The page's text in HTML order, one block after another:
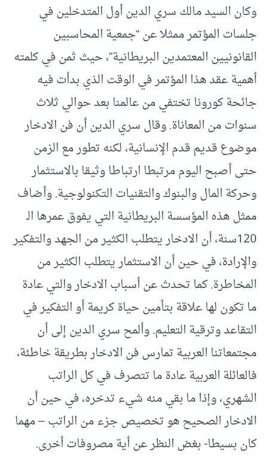
وكان السيد مالك سري الدين أول المتدخلين في
جلسات المؤتمر ممثلا عن “جمعية المحاسبين
القانونيين المعتمدين البريطانية”، حيث ثمن في كلمته
أهمية عقد هذا المؤتمر في الوقت الذي بدأت فيه
جائحة كورونا تختفي من عالمنا بعد حوالي ثلاث
سنوات من المعاناة. وقال سري الدين أن فن الادخار
موضوع قديم قدم الإنسانية، لكنه تطور مع الزمن
حتى أصبح اليوم مرتبطا ارتباطا وثيقا بالاستثمار
وحركة المال والبنوك والتقنيات التكنولوجية. وأضاف
ممثل هذه المؤسسة البريطانية التي يفوق عمرها الـ
120سنة، أن الادخار يتطلب الكثير من الجهد والتفكير
والإرادة، في حين أن الاستثمار يتطلب الكثير من
المخاطرة. كما تحدث عن أسباب الادخار والتي عادة
ما تكون لها علاقة بتأمين حياة كريمة أو التفكير في
التقاعد وترقية التعليم. وألمح سري الدين إلى أن
مجتمعاتنا العربية تمارس فن الادخار بطريقة خاطئة،
فالعائلة العربية عادة ما تتصرف في كل الراتب
الشهري، وإذا ما بقي منه شيء تدخره، في حين أن
الادخار الصحيح هو تخصيص جزء من الراتب – مهما
كان بسيطا- بغض النظر عن أية مصروفات أخرى.